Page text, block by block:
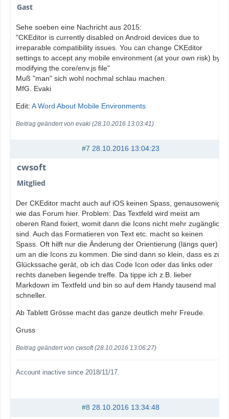
Gast
Sehe soeben eine Nachricht aus 2015:
"CKEditor is currently disabled on Android devices due to
irreparable compatibility issues. You can change CKEditor
settings to accept any mobile environment (at your own risk) by
modifying the core/env.js file"
Muß "man" sich wohl nochmal schlau machen.
MfG. Evaki
Edit: A Word About Mobile Environments
Beitrag geändert von evaki (28.10.2016 13:03:41)
#7 28.10.2016 13:04:23
cwsoft
Mitglied
Der CKEditor macht auch auf iOS keinen Spass, genausowenig
wie das Forum hier. Problem: Das Textfeld wird meist am
oberen Rand fixiert, womit dann die Icons nicht mehr zugänglich
sind. Auch das Formatieren von Text etc. macht so keinen
Spass. Oft hilft nur die Änderung der Orientierung (längs quer)
um an die Icons zu kommen. Die sind dann so klein, dass es zur
Glückssache gerät, ob ich das Code Icon oder das links oder
rechts daneben liegende treffe. Da tippe ich z.B. lieber
Markdown im Textfeld und bin so auf dem Handy tausend mal
schneller.
Ab Tablett Grösse macht das ganze deutlich mehr Freude.
Gruss
Beitrag geändert von cwsoft (28.10.2016 13:06:27)
Account inactive since 2018/11/17.
#8 28.10.2016 13:34:48